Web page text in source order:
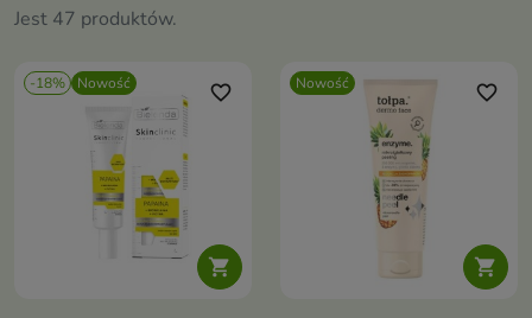
Jest 47 produktów.
-18% Nowość

favorite_border Nowość

favorite_border